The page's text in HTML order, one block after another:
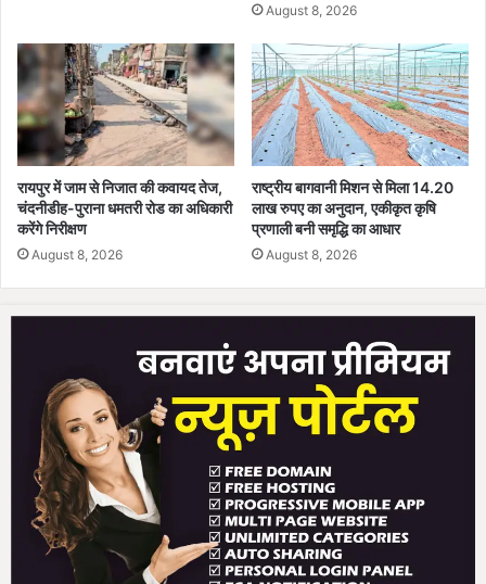
चा
व
के
ब
ता
ए
उ
पा
य
August 8, 2026
रायपुर में जाम से निजात की कवायद तेज,
चंदनीडीह-पुराना धमतरी रोड का अधिकारी
करेंगे निरीक्षण
August 8, 2026
राष्ट्रीय बागवानी मिशन से मिला 14.20
लाख रुपए का अनुदान, एकीकृत कृषि
प्रणाली बनी समृद्धि का आधार
August 8, 2026